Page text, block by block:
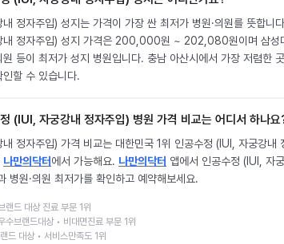
정자주입) 성지는 가격이 가장 싼 최저가 병원·의원를 뜻합니
내 정자주입) 성지 가격은 200,000원 ~ 202,080원이며 삼성
원 등이 최저가 성지 병원입니다. 충남 아산시에서 가장 저렴한
인할 수 있습니다.
(IUI, 자궁강내 정자주입) 병원 가격 비교는 어디서 하나요
정자주입) 가격 비교는 대한민국 1위 인공수정 (IUI, 자궁강내
나만의닥터에서 가능해요. 나만의닥터 앱에서 인공수정 (IUI, 자
병원·의원 최저가를 확인하고 예약해보세요.
드 대상 진료 부문 1위
브랜드대상 • 비대면진료 부문 1위
드 대상 • 서비스만족도 1위